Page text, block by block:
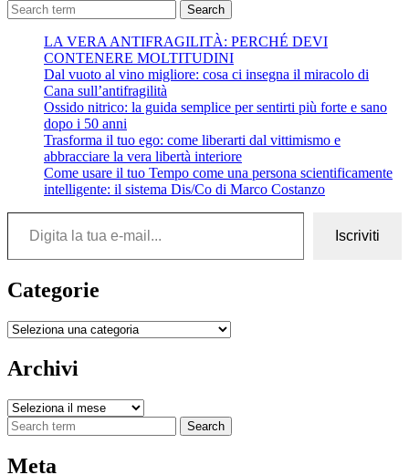
Search
LA VERA ANTIFRAGILITÀ: PERCHÉ DEVI
CONTENERE MOLTITUDINI
Dal vuoto al vino migliore: cosa ci insegna il miracolo di
Cana sull’antifragilità
Ossido nitrico: la guida semplice per sentirti più forte e sano
dopo i 50 anni
Trasforma il tuo ego: come liberarti dal vittimismo e
abbracciare la vera libertà interiore
Come usare il tuo Tempo come una persona scientificamente
intelligente: il sistema Dis/Co di Marco Costanzo
Digita la tua e-mail...
Iscriviti
Categorie
Categorie
Archivi
Archivi
Search
Meta